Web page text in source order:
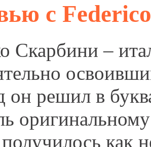
с
Скарбини –
он решил в
как